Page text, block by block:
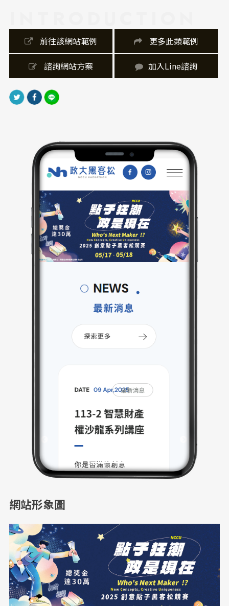
佳瀏覽體驗。後端架構穩健，搭配快速載入與安全性措
施，並整合報名系統及活動公告功能，提升管理效能與
使用便捷性。
前往該網站範例 更多此類範例
諮詢網站方案 加入Line諮詢
網站形象圖